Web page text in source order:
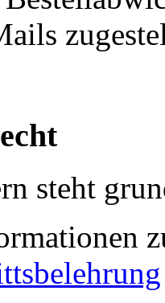
steht